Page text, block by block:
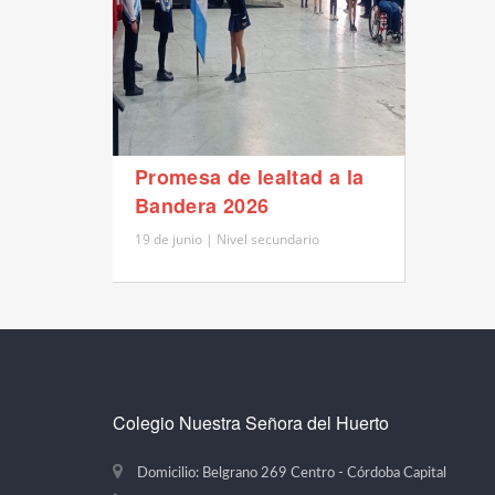
Promesa de lealtad a la
Bandera 2026
19 de junio | Nivel secundario
Colegio Nuestra Señora del Huerto
Domicilio: Belgrano 269 Centro - Córdoba Capital